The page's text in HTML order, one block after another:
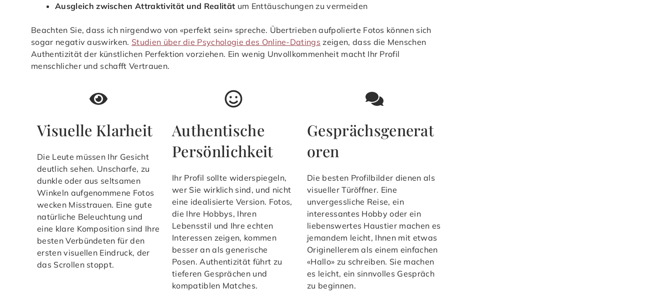
Ausgleich zwischen Attraktivität und Realität um Enttäuschungen zu vermeiden
Beachten Sie, dass ich nirgendwo von «perfekt sein» spreche. Übertrieben aufpolierte Fotos können sich
sogar negativ auswirken. Studien über die Psychologie des Online-Datings zeigen, dass die Menschen
Authentizität der künstlichen Perfektion vorziehen. Ein wenig Unvollkommenheit macht Ihr Profil
menschlicher und schafft Vertrauen.
Visuelle Klarheit
Die Leute müssen Ihr Gesicht
deutlich sehen. Unscharfe, zu
dunkle oder aus seltsamen
Winkeln aufgenommene Fotos
wecken Misstrauen. Eine gute
natürliche Beleuchtung und
eine klare Komposition sind Ihre
besten Verbündeten für den
ersten visuellen Eindruck, der
das Scrollen stoppt.
Authentische
Persönlichkeit
Ihr Profil sollte widerspiegeln,
wer Sie wirklich sind, und nicht
eine idealisierte Version. Fotos,
die Ihre Hobbys, Ihren
Lebensstil und Ihre echten
Interessen zeigen, kommen
besser an als generische
Posen. Authentizität führt zu
tieferen Gesprächen und
kompatiblen Matches.
Gesprächsgenerat
oren
Die besten Profilbilder dienen als
visueller Türöffner. Eine
unvergessliche Reise, ein
interessantes Hobby oder ein
liebenswertes Haustier machen es
jemandem leicht, Ihnen mit etwas
Originellerem als einem einfachen
«Hallo» zu schreiben. Sie machen
es leicht, ein sinnvolles Gespräch
zu beginnen.